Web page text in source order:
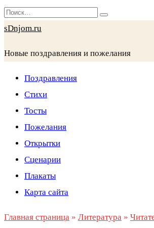
Перейти
к
Search
for:
sDnjom.ru
Новые поздравления и пожелания
Поздравления
Стихи
Тосты
Пожелания
Открытки
Сценарии
Плакаты
Карта сайта
Главная страница » Литература »